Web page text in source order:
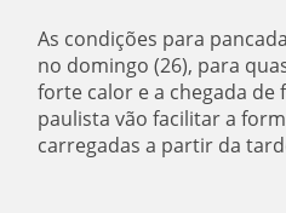
As condições para
no domingo (26), para
forte calor e a chegada
paulista vão facilitar a
carregadas a partir da